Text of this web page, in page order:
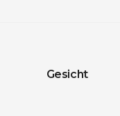
Gesicht